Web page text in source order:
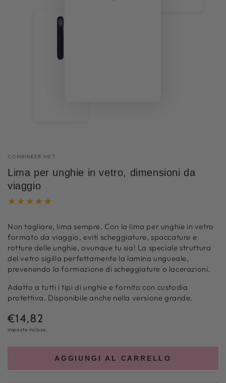
COMBINEER MET
Lima per unghie in vetro, dimensioni da
viaggio
Non tagliare, lima sempre. Con la lima per unghie in vetro
formato da viaggio, eviti scheggiature, spaccature e
rotture delle unghie, ovunque tu sia! La speciale struttura
del vetro sigilla perfettamente la lamina ungueale,
prevenendo la formazione di scheggiature o lacerazioni.
Adatto a tutti i tipi di unghie e fornito con custodia
protettiva. Disponibile anche nella versione grande.
Prezzo
normale
€14,82
Imposte incluse.
AGGIUNGI AL CARRELLO